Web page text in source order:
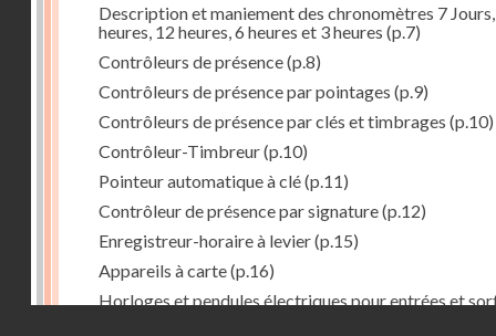
Description et maniement des chronomètres 7
heures, 12 heures, 6 heures et 3 heures (p.7)
Contrôleurs de présence(p.8)
Contrôleurs de présence par pointages (p.9)
Contrôleurs de présence par clés et timbrages (p.10)
Contrôleur-Timbreur(p.10)
Pointeur automatique à clé(p.11)
Contrôleur de présence par signature(p.12)
Enregistreur-horaire à levier(p.15)
Appareils à carte(p.16)
Horloges et pendules électriques pour entrées et